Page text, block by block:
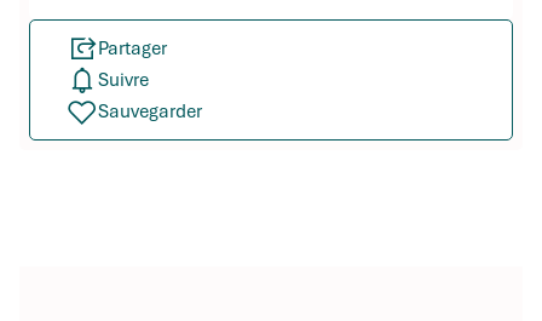
Partager
Suivre
Sauvegarder